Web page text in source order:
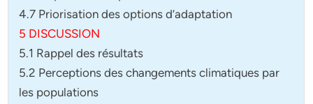
4.7 Priorisation des options d’adaptation
5 DISCUSSION
5.1 Rappel des résultats
5.2 Perceptions des changements climatiques par
les populations